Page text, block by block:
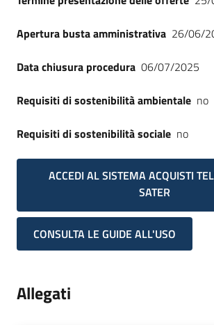
Apertura busta amministrativa 26/06/
Data chiusura procedura 06/07/2025
Requisiti di sostenibilità ambientale no
Requisiti di sostenibilità sociale no
ACCEDI AL SISTEMA ACQUISTI
SATER
CONSULTA LE GUIDE ALL'USO
Allegati